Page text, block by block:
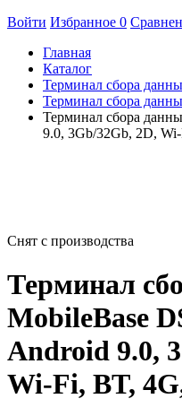
Войти Избранное 0
Главная
Каталог
Терминал сбора
Терминал сбора
Терминал сбора
9.0, 3Gb/32Gb, 2D,
Снят с производства
Терминал
MobileBase
Android 9.0,
Wi-Fi, BT,